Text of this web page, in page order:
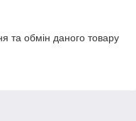
та обмін даного товару